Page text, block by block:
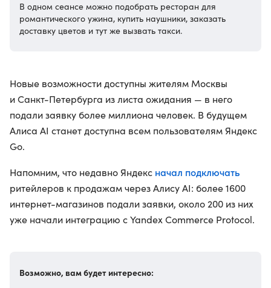
В одном сеансе можно подобрать ресторан для
романтического ужина, купить наушники, заказать
доставку цветов и тут же вызвать такси.
Новые возможности доступны жителям Москвы
и Санкт-Петербурга из листа ожидания — в него
подали заявку более миллиона человек. В будущем
Алиса AI станет доступна всем пользователям Яндекс
Go.
Напомним, что недавно Яндекс начал подключать
ритейлеров к продажам через Алису AI: более 1600
интернет-магазинов подали заявки, около 200 из них
уже начали интеграцию с Yandex Commerce Protocol.
Возможно, вам будет интересно: